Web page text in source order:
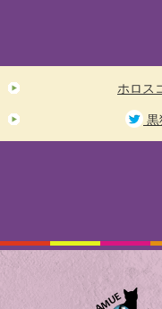
ホロス
黒